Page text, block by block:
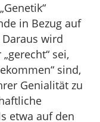
in Bezug auf
Daraus wird
sei,
sind,
Genialität zu
etwa auf den